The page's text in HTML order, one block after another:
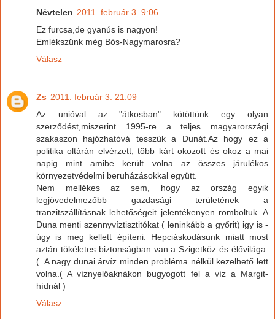
Névtelen 2011. február 3. 9:06
Ez furcsa,de gyanús is nagyon!
Emlékszünk még Bős-Nagymarosra?
Válasz
Zs 2011. február 3. 21:09
Az unióval az "átkosban" kötöttünk egy olyan
szerződést,miszerint 1995-re a teljes magyarországi
szakaszon hajózhatóvá tesszük a Dunát.Az hogy ez a
politika oltárán elvérzett, több kárt okozott és okoz a mai
napig mint amibe került volna az összes járulékos
környezetvédelmi beruházásokkal együtt.
Nem mellékes az sem, hogy az ország egyik
legjövedelmezőbb gazdasági területének a
tranzitszállításnak lehetőségeit jelentékenyen romboltuk. A
Duna menti szennyvíztisztitókat ( leninkább a győrit) igy is -
úgy is meg kellett építeni. Hepciáskodásunk miatt most
aztán tökéletes biztonságban van a Szigetköz és élővilága:
(. A nagy dunai árvíz minden probléma nélkül kezelhető lett
volna.( A víznyelőaknákon bugyogott fel a víz a Margit-
hídnál )
Válasz